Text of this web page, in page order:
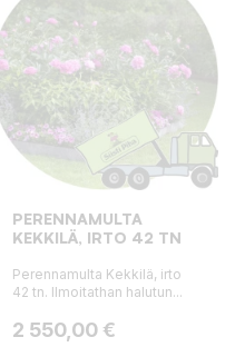
PERENNAMULTA
KEKKILÄ, IRTO 42 TN
Perennamulta Kekkilä, irto
42 tn. Ilmoitathan halutun...
Hinta
2 550,00 €